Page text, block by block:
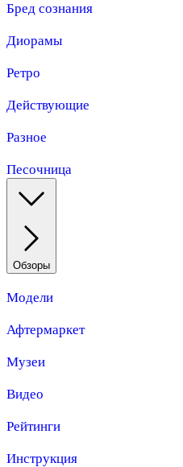
Бред сознания
Диорамы
Ретро
Действующие
Разное
Песочница
Обзоры
Модели
Афтермаркет
Музеи
Видео
Рейтинги
Инструкция